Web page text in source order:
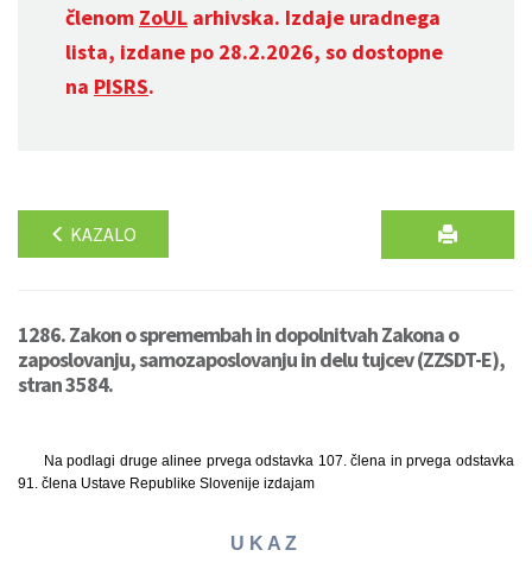
členom ZoUL arhivska. Izdaje uradnega
lista, izdane po 28.2.2026, so dostopne
na PISRS.
KAZALO
1286. Zakon o spremembah in dopolnitvah Zakona o
zaposlovanju, samozaposlovanju in delu tujcev (ZZSDT-E),
stran 3584.
Na podlagi druge alinee prvega odstavka 107. člena in prvega odstavka
91. člena Ustave Republike Slovenije izdajam
U K A Z